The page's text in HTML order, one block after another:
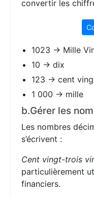
convertir les
1023 → Mille
10 → dix
123 → cent
1 000 → mille
b.Gérer les
Les nombres
s’écrivent :
Cent vingt-trois
particulièrement
financiers.